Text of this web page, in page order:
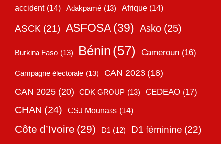
accident (14) Adakpamé (13) Afrique (14)
ASCK (21) ASFOSA (39) Asko (25)
Burkina Faso (13) Bénin (57) Cameroun (16)
Campagne électorale (13) CAN 2023 (18)
CAN 2025 (20) CDK GROUP (13) CEDEAO (17)
CHAN (24) CSJ Mounass (14)
Côte d’Ivoire (29) D1 (12) D1 féminine (22)